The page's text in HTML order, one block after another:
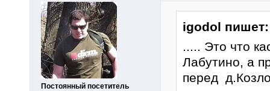
Постоянный посетитель
igodol пишет:
..... Это что
Лабутино, а
перед